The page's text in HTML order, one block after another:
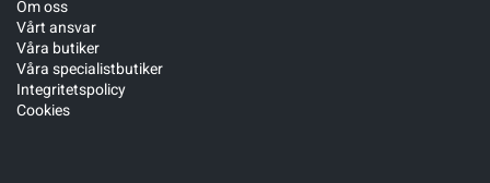
Om oss
Vårt ansvar
Våra butiker
Våra specialistbutiker
Integritetspolicy
Cookies